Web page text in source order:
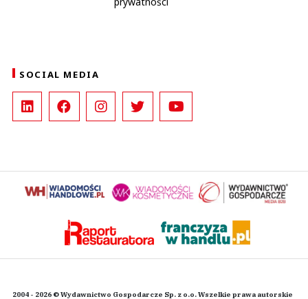
SOCIAL MEDIA
2004 - 2026 © Wydawnictwo Gospodarcze Sp. z o.o. Wszelkie prawa autorskie